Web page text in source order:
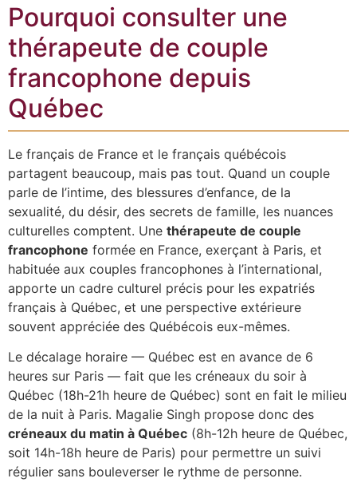
Pourquoi consulter une
thérapeute de couple
francophone depuis
Québec
Le français de France et le français québécois
partagent beaucoup, mais pas tout. Quand un couple
parle de l’intime, des blessures d’enfance, de la
sexualité, du désir, des secrets de famille, les nuances
culturelles comptent. Une thérapeute de couple
francophone formée en France, exerçant à Paris, et
habituée aux couples francophones à l’international,
apporte un cadre culturel précis pour les expatriés
français à Québec, et une perspective extérieure
souvent appréciée des Québécois eux-mêmes.
Le décalage horaire — Québec est en avance de 6
heures sur Paris — fait que les créneaux du soir à
Québec (18h-21h heure de Québec) sont en fait le milieu
de la nuit à Paris. Magalie Singh propose donc des
créneaux du matin à Québec (8h-12h heure de Québec,
soit 14h-18h heure de Paris) pour permettre un suivi
régulier sans bouleverser le rythme de personne.